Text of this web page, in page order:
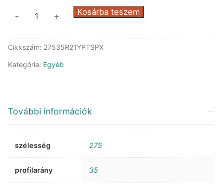
Bridgestone
ND0
mennyiség
- + Kosárba teszem
Cikkszám: 27535R21YPTSPX
Kategória: Egyéb
További információk
szélesség 275
profilarány 35